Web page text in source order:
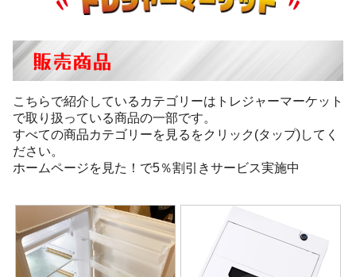
販売商品
こちらで紹介しているカテゴリーはトレジャーマーケット
で取り扱っている商品の一部です。
すべての商品カテゴリーを見るをクリック(タップ)してく
ださい。
ホームページを見た！で5％割引きサービス実施中